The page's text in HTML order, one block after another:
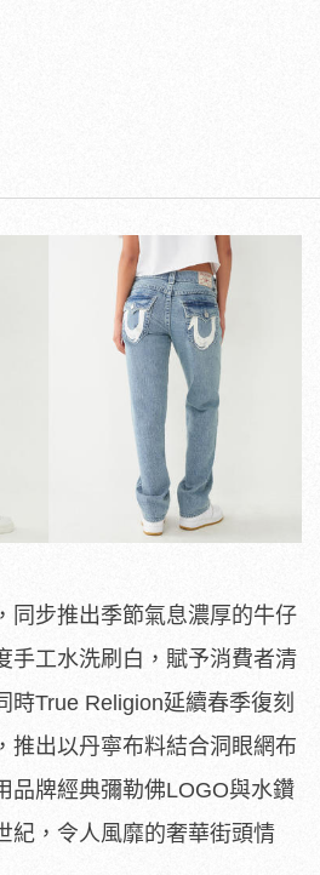
同步推出季節氣息濃厚的牛仔
手工水洗刷白，賦予消費者清
時True Religion延續春季復刻
推出以丹寧布料結合洞眼網布
品牌經典彌勒佛LOGO與水鑽
紀，令人風靡的奢華街頭情